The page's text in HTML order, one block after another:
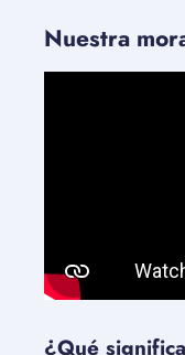
Nuestra
¿Qué